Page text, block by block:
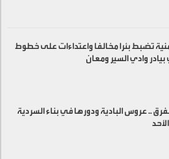
تضبط بئرا مخالفا واعتداءات على خطوط
وادي السير ومعان
.. عروس البادية ودورها في بناء السردية